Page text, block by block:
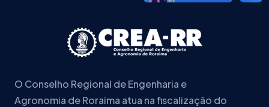
O Conselho Regional de Engenharia e
Agronomia de Roraima atua na fiscalização do